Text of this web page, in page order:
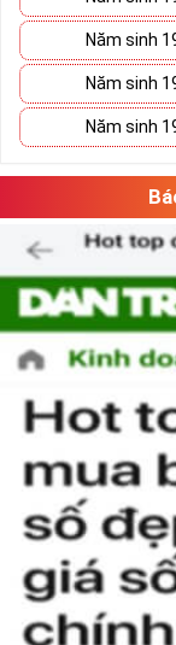
“Số có nghĩa –
cứ vào vận mệnh
không chỉ mang lại
còn thể hiện được
người sử dụng.
Theo ngũ hành sinh
Người mệnh này sử
nhiều may mắn và
Ngoài ra khi lựa
dương hài hòa và
nhiều thuận lợi và
Hãy lựa chọn sim
đến vượng khí và
Năm sinh
Năm sinh
Năm sinh